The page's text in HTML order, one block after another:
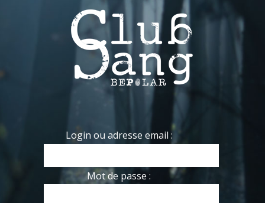
Login ou adresse email :
Mot de passe :